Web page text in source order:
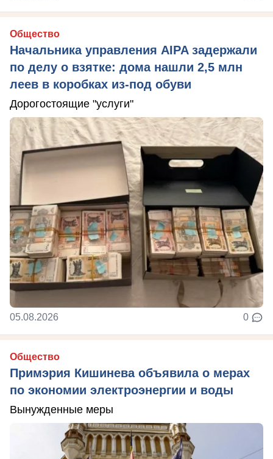
Общество
Начальника управления AIPA задержали
по делу о взятке: дома нашли 2,5 млн
леев в коробках из-под обуви
Дорогостоящие "услуги"
05.08.2026 0
Общество
Примэрия Кишинева объявила о мерах
по экономии электроэнергии и воды
Вынужденные меры